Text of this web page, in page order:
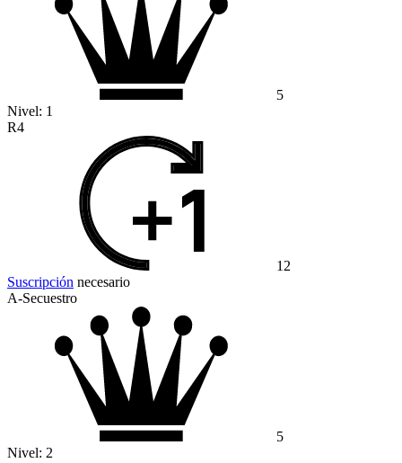
5
Nivel: 1
R4
12
Suscripción necesario
A-Secuestro
5
Nivel: 2